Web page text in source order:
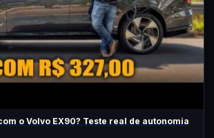
o Volvo EX90? Teste real de autonomia